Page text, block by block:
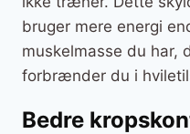
bruger mere energi
muskelmasse du har,
forbrænder du i
Bedre